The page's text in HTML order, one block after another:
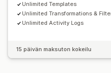
Unlimited Templates
Unlimited Transformations &
Unlimited Activity Logs
15 päivän maksuton kokeilu